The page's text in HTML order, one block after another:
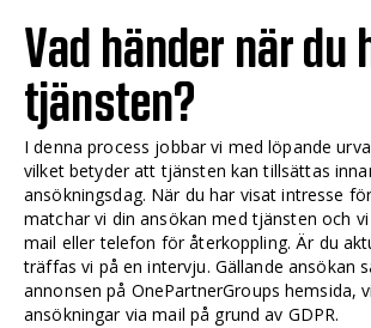
Vad händer när du
tjänsten?
I denna process jobbar vi med löpande
vilket betyder att tjänsten kan tillsättas
ansökningsdag. När du har visat intresse
matchar vi din ansökan med tjänsten och
mail eller telefon för återkoppling. Är du
träffas vi på en intervju. Gällande ansökan
annonsen på OnePartnerGroups hemsida,
ansökningar via mail på grund av GDPR.